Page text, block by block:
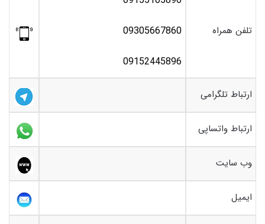
تلفن همراه 09305667860
09152445896
ارتباط تلگرامی
ارتباط واتساپی
وب سایت
ایمیل